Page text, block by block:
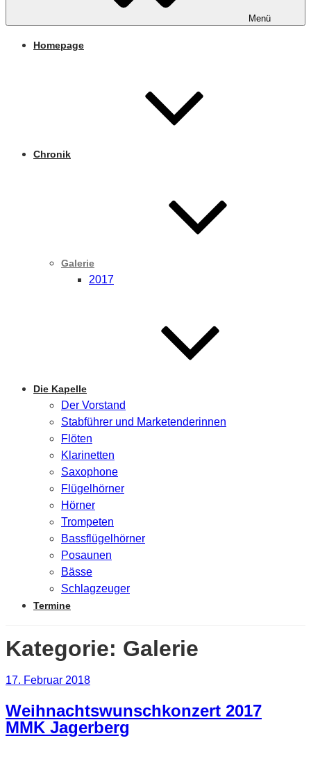
Menü
Homepage
Chronik
Galerie
2017
Die Kapelle
Der Vorstand
Stabführer und Marketenderinnen
Flöten
Klarinetten
Saxophone
Flügelhörner
Hörner
Trompeten
Bassflügelhörner
Posaunen
Bässe
Schlagzeuger
Termine
Kategorie: Galerie
Veröffentlicht
17. Februar 2018
Weihnachtswunschkonzert 2017
MMK Jagerberg